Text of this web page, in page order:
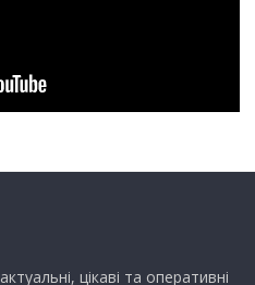
цікаві та оперативні